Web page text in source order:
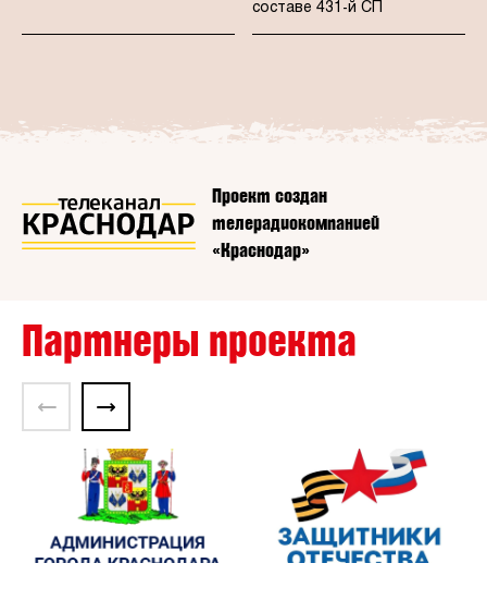
составе 431-й СП
Проект создан
телерадиокомпанией
«Краснодар»
Партнеры проекта